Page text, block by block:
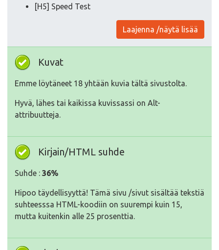
[H5] Speed Test
Laajenna /näytä lisää
Kuvat
Emme löytäneet 18 yhtään kuvia tältä sivustolta.
Hyvä, lähes tai kaikissa kuvissassi on Alt-
attribuutteja.
Kirjain/HTML suhde
Suhde : 36%
Hipoo täydellisyyttä! Tämä sivu /sivut sisältää tekstiä
suhteesssa HTML-koodiin on suurempi kuin 15,
mutta kuitenkin alle 25 prosenttia.